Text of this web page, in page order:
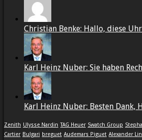
Christian Benke: Hallo, diese
Karl Heinz Nuber: Sie haben
Karl Heinz Nuber: Besten Dank,
Zenith Ulysse Nardin TAG Heuer Swatch Group
Cartier Bulgari breguet Audemars Piguet Alexander